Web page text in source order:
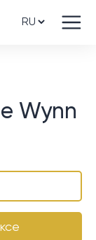
Wynn